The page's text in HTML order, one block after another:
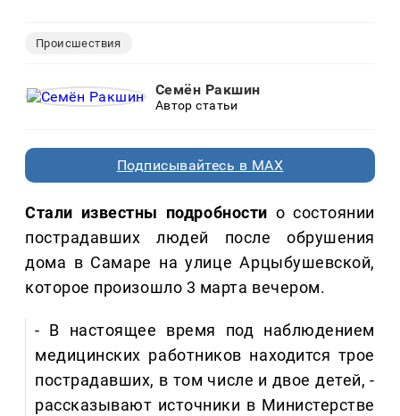
Происшествия
Семён Ракшин
Автор статьи
Подписывайтесь в MAX
Стали известны подробности о состоянии
пострадавших людей после обрушения
дома в Самаре на улице Арцыбушевской,
которое произошло 3 марта вечером.
- В настоящее время под наблюдением
медицинских работников находится трое
пострадавших, в том числе и двое детей, -
рассказывают источники в Министерстве